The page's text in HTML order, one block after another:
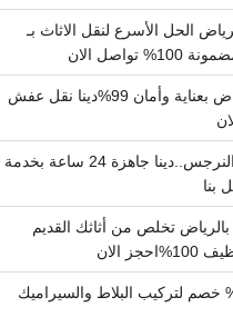
الحل الأسرع لنقل الاثاث بـ
دينا نقل عفش بالرياض بعناية وأمان 99%دينا نقل عفش
دينا نقل عفش حي النرجس..دينا جاهزة 24 ساعة بخدمة
تخلص من أثاثك القديم
الان
بالرياض بـ34% خصم لتركيب البلاط والسيراميك